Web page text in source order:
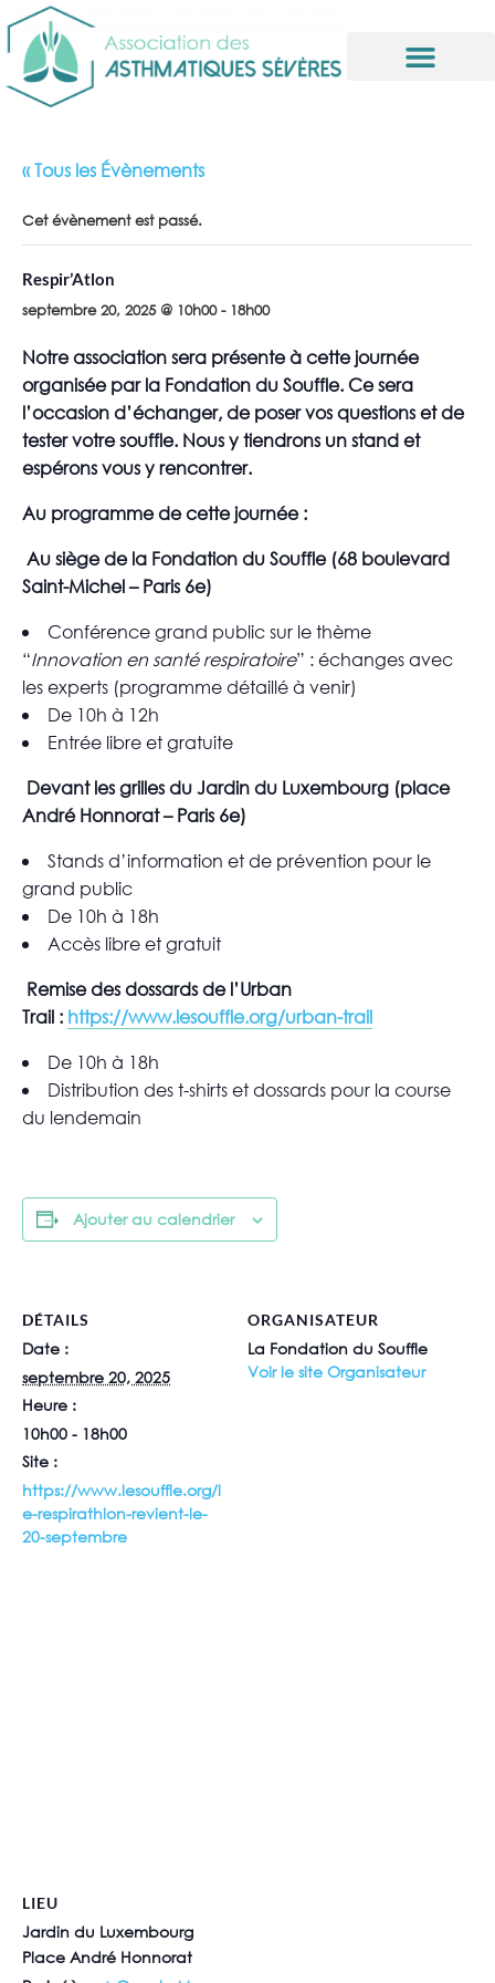
« Tous les Évènements
Cet évènement est passé.
Respir’Atlon
septembre 20, 2025 @ 10h00- 18h00
Notre association sera présente à cette journée
organisée par la Fondation du Souffle. Ce sera
l’occasion d’échanger, de poser vos questions et de
tester votre souffle. Nous y tiendrons un stand et
espérons vous y rencontrer.
Au programme de cette journée :
Au siège de la Fondation du Souffle (68 boulevard
Saint-Michel – Paris 6e)
Conférence grand public sur le thème
“Innovation en santé respiratoire” : échanges avec
les experts (programme détaillé à venir)
De 10h à 12h
Entrée libre et gratuite
Devant les grilles du Jardin du Luxembourg (place
André Honnorat – Paris 6e)
Stands d’information et de prévention pour le
grand public
De 10h à 18h
Accès libre et gratuit
Remise des dossards de l’Urban
Trail : https://www.lesouffle.org/urban-trail
De 10h à 18h
Distribution des t-shirts et dossards pour la course
du lendemain
Ajouter au calendrier
DÉTAILS
Date :
septembre 20, 2025
Heure :
10h00 - 18h00
Site :
https://www.lesouffle.org/l
e-respirathlon-revient-le-
20-septembre
ORGANISATEUR
La Fondation du Souffle
Voir le site Organisateur
LIEU
Jardin du Luxembourg
Place André Honnorat